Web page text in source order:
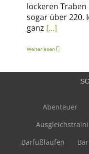
lockeren Traben
sogar über 220.
ganz […]
Weiterlesen
Abenteuer
Barfußlaufen